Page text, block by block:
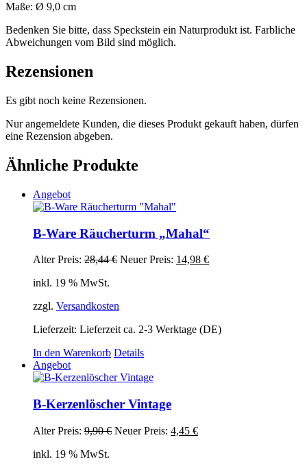
Maße: Ø 9,0 cm
Bedenken Sie bitte, dass Speckstein ein Naturprodukt ist. Farbliche
Abweichungen vom Bild sind möglich.
Rezensionen
Es gibt noch keine Rezensionen.
Nur angemeldete Kunden, die dieses Produkt gekauft haben, dürfen
eine Rezension abgeben.
Ähnliche Produkte
Angebot
B-Ware Räucherturm „Mahal“
Alter Preis: 28,44€ Ursprünglicher
Neuer Preis: 14,98 €Aktueller
inkl. 19 % MwSt.
zzgl. Versandkosten
Lieferzeit: Lieferzeit ca. 2-3 Werktage (DE)
In den Warenkorb Details
Angebot
B-Kerzenlöscher Vintage
Alter Preis: 9,90€ Ursprünglicher
Neuer Preis: 4,45 €Aktueller
inkl. 19 % MwSt.